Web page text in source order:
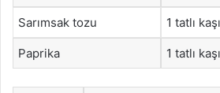
Sarımsak tozu 1 tatlı
Paprika 1 tatlı